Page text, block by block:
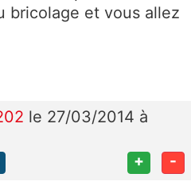
bricolage et vous allez
le 27/03/2014 à
+ -